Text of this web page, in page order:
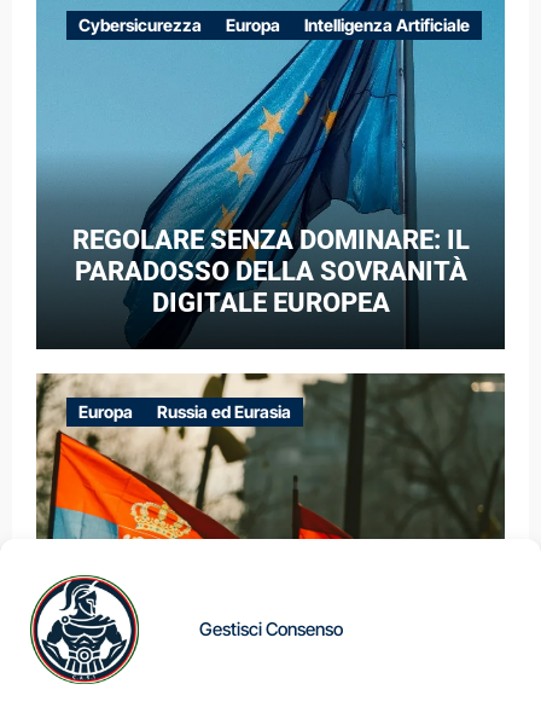
Gestisci Consenso
EUROPEE NEL CONTESTO DELLA
GUERRA IBRIDA
Cybersicurezza Europa Intelligenza Artificiale
REGOLARE SENZA DOMINARE: IL
PARADOSSO DELLA SOVRANITÀ
DIGITALE EUROPEA
Europa Russia ed Eurasia